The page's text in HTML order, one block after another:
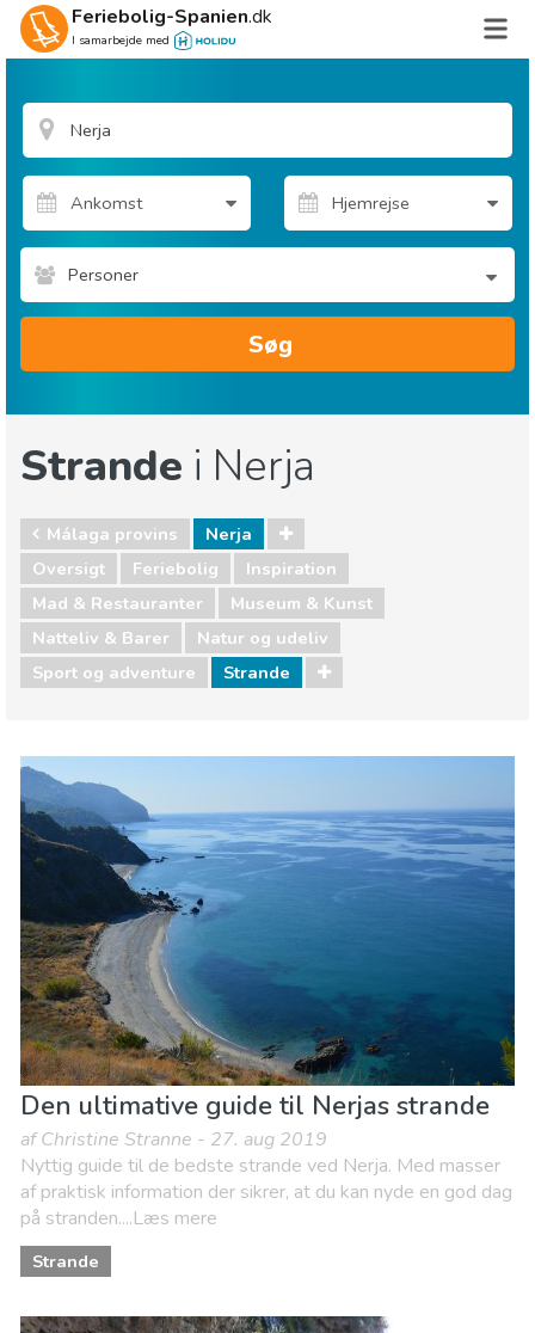
Feriebolig-Spanien.dk
I samarbejde med
Personer
Søg
Strande i Nerja
Málaga provins
Nerja
Oversigt
Feriebolig
Inspiration
Mad & Restauranter
Museum & Kunst
Natteliv & Barer
Natur og udeliv
Sport og adventure
Strande
Mad & Restauranter
Natteliv & Barer
Natur og udeliv
Sport og adventure
Strande
Den ultimative guide til Nerjas strande
af Christine Stranne - 27. aug 2019
Nyttig guide til de bedste strande ved Nerja. Med masser
af praktisk information der sikrer, at du kan nyde en god dag
på stranden....Læs mere
Strande